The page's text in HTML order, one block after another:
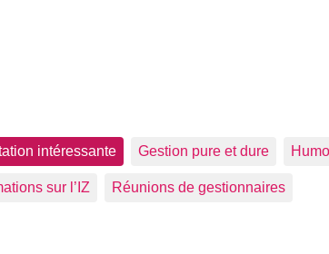
intéressante Gestion pure et dure
sur l’IZ Réunions de gestionnaires